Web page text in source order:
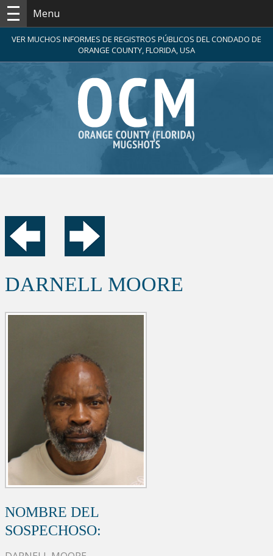
Menu
VER MUCHOS INFORMES DE REGISTROS PÚBLICOS DEL CONDADO DE
ORANGE COUNTY, FLORIDA, USA
DARNELL MOORE
NOMBRE DEL
SOSPECHOSO: